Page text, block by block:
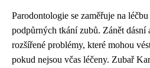
Parodontologie se zaměřuje na
podpůrných tkání zubů. Zánět dásní
rozšířené problémy, které mohou
pokud nejsou včas léčeny. Zubař